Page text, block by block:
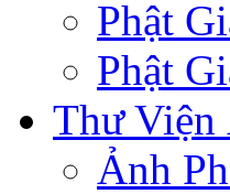
Phật
Phật
Thư Viện
Ảnh